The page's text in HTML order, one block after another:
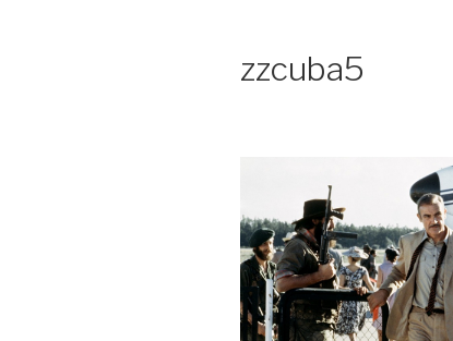
zzcuba5